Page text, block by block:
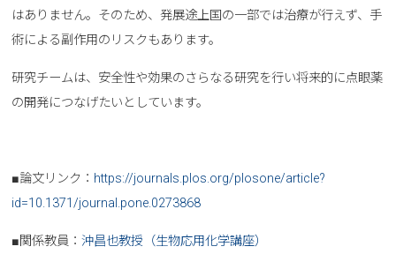
はありません。そのため、発展途上国の一部では治療が行えず、手
術による副作用のリスクもあります。
研究チームは、安全性や効果のさらなる研究を行い将来的に点眼薬
の開発につなげたいとしています。
■論文リンク： https://journals.plos.org/plosone/article?
id=10.1371/journal.pone.0273868
■関係教員：沖昌也教授（生物応用化学講座）